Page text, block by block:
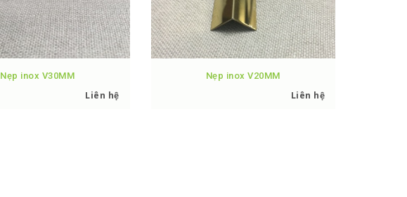
Nẹp inox V30MM
Liên hệ
Nẹp inox V20MM
Liên hệ